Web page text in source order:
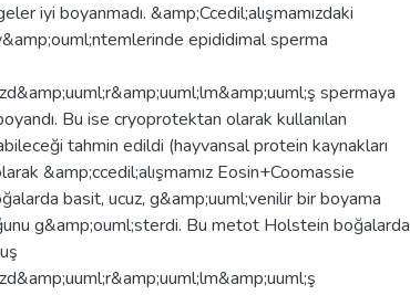
iyi boyanmadı. &amp;Ccedil;alışmamızdaki
epididimal sperma
spermaya
Bu ise cryoprotektan olarak kullanılan
tahmin edildi (hayvansal protein kaynakları
&amp;ccedil;alışmamız Eosin+Coomassie
basit, ucuz, g&amp;uuml;venilir bir boyama
g&amp;ouml;sterdi. Bu metot Holstein boğalarda